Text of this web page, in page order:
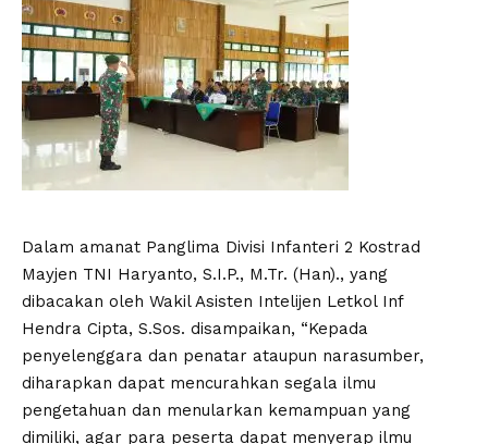
Dalam amanat Panglima Divisi Infanteri 2 Kostrad
Mayjen TNI Haryanto, S.I.P., M.Tr. (Han)., yang
dibacakan oleh Wakil Asisten Intelijen Letkol Inf
Hendra Cipta, S.Sos. disampaikan, “Kepada
penyelenggara dan penatar ataupun narasumber,
diharapkan dapat mencurahkan segala ilmu
pengetahuan dan menularkan kemampuan yang
dimiliki, agar para peserta dapat menyerap ilmu